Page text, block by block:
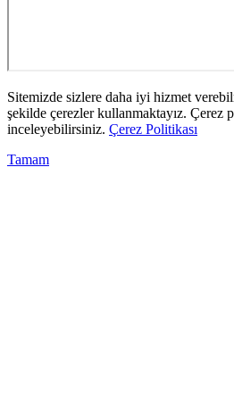
Sitemizde sizlere daha iyi hizmet
şekilde çerezler kullanmaktayız. Çerez
inceleyebilirsiniz. Çerez Politikası
Tamam